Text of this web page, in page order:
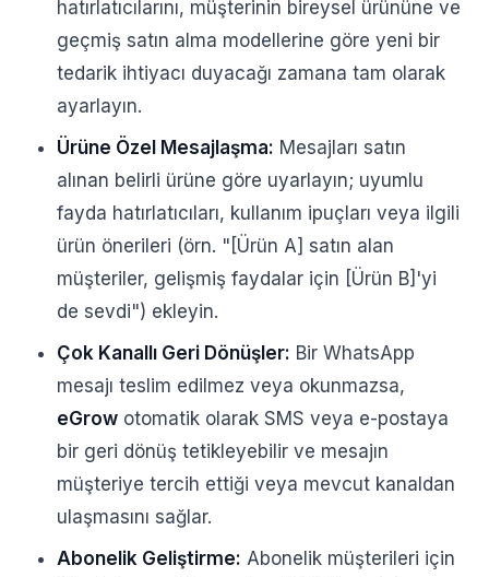
hatırlatıcılarını, müşterinin bireysel ürününe ve
geçmiş satın alma modellerine göre yeni bir
tedarik ihtiyacı duyacağı zamana tam olarak
ayarlayın.
Ürüne Özel Mesajlaşma: Mesajları satın
alınan belirli ürüne göre uyarlayın; uyumlu
fayda hatırlatıcıları, kullanım ipuçları veya ilgili
ürün önerileri (örn. "[Ürün A] satın alan
müşteriler, gelişmiş faydalar için [Ürün B]'yi
de sevdi") ekleyin.
Çok Kanallı Geri Dönüşler: Bir WhatsApp
mesajı teslim edilmez veya okunmazsa,
eGrow otomatik olarak SMS veya e-postaya
bir geri dönüş tetikleyebilir ve mesajın
müşteriye tercih ettiği veya mevcut kanaldan
ulaşmasını sağlar.
Abonelik Geliştirme: Abonelik müşterileri için